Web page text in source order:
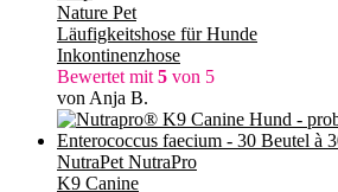
Nature Pet
Läufigkeitshose für Hunde
Inkontinenzhose
Bewertet mit 5 von 5
von Anja B.
NutraPet NutraPro
K9 Canine